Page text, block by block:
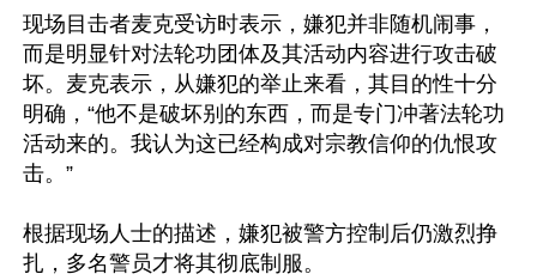
现场目击者麦克受访时表示，嫌犯并非随机闹事，
而是明显针对法轮功团体及其活动内容进行攻击破
坏。麦克表示，从嫌犯的举止来看，其目的性十分
明确，“他不是破坏别的东西，而是专门冲著法轮功
活动来的。我认为这已经构成对宗教信仰的仇恨攻
击。”
根据现场人士的描述，嫌犯被警方控制后仍激烈挣
扎，多名警员才将其彻底制服。